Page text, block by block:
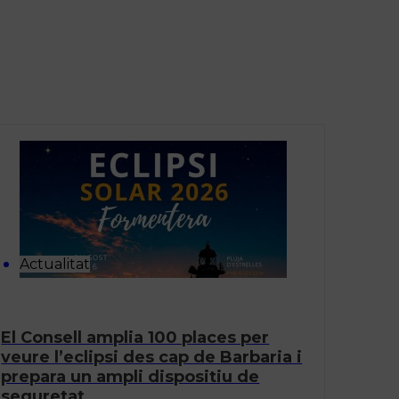
Actualitat
El Consell amplia 100 places per
veure l’eclipsi des cap de Barbaria i
prepara un ampli dispositiu de